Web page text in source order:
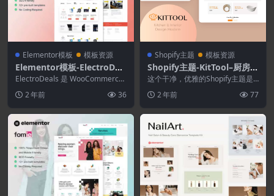
Elementor模板 模板资源
Elementor模板-ElectroDea
ls–Woocommerce电子商店
Elementor模板套件
ElectroDeals 是 WooCommerce
2 年前 36
Shopify主题 模板资源
Shopify主题-KitTool–厨房和
室内设计Shopify主题
这个干净，优雅的Shopify主题是
计的。它非常适...
2 年前 77